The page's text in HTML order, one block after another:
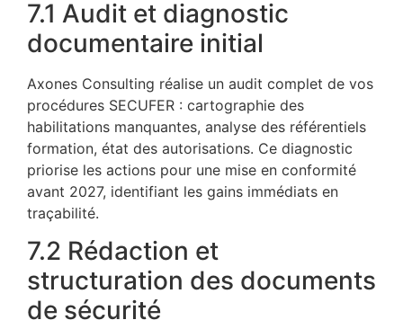
7.1 Audit et diagnostic
documentaire initial
Axones Consulting réalise un audit complet de vos
procédures SECUFER : cartographie des
habilitations manquantes, analyse des référentiels
formation, état des autorisations. Ce diagnostic
priorise les actions pour une mise en conformité
avant 2027, identifiant les gains immédiats en
traçabilité.
7.2 Rédaction et
structuration des documents
de sécurité